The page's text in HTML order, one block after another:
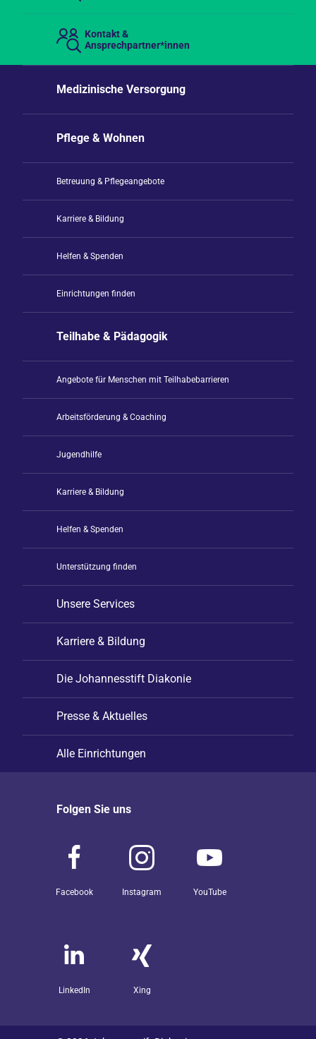
Kontakt &
Ansprechpartner*innen
Medizinische Versorgung
Pflege & Wohnen
Betreuung & Pflegeangebote
Karriere & Bildung
Helfen & Spenden
Einrichtungen finden
Teilhabe & Pädagogik
Angebote für Menschen mit Teilhabebarrieren
Arbeitsförderung & Coaching
Jugendhilfe
Karriere & Bildung
Helfen & Spenden
Unterstützung finden
Unsere Services
Karriere & Bildung
Die Johannesstift Diakonie
Presse & Aktuelles
Alle Einrichtungen
Folgen Sie uns
Facebook Instagram YouTube
LinkedIn Xing